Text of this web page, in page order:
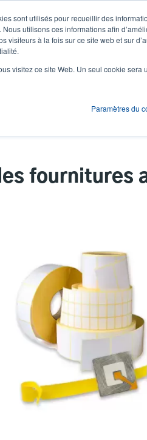
sont utilisés pour recueillir des
utilisons ces informations afin
à la fois sur ce site web et sur
visitez ce site Web. Un seul cookie
Paramètres du
User
account
Actualités et événements Société
fournitures